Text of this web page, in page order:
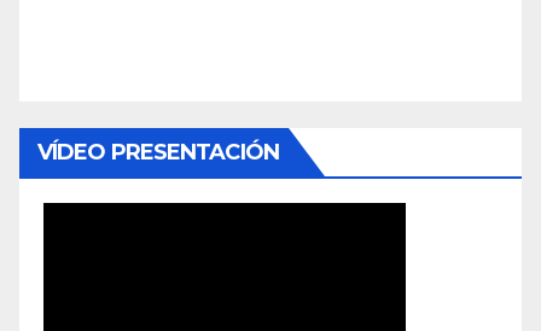
VÍDEO PRESENTACIÓN